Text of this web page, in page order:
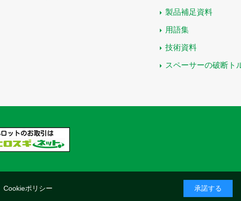
製品補足資料
用語集
技術資料
スペーサーの破断ト
Cookieポリシー 承諾する